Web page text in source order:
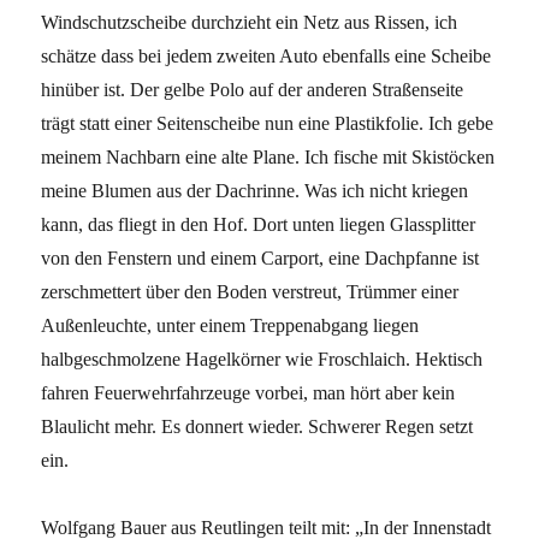
Windschutzscheibe durchzieht ein Netz aus Rissen, ich
schätze dass bei jedem zweiten Auto ebenfalls eine Scheibe
hinüber ist. Der gelbe Polo auf der anderen Straßenseite
trägt statt einer Seitenscheibe nun eine Plastikfolie. Ich gebe
meinem Nachbarn eine alte Plane. Ich fische mit Skistöcken
meine Blumen aus der Dachrinne. Was ich nicht kriegen
kann, das fliegt in den Hof. Dort unten liegen Glassplitter
von den Fenstern und einem Carport, eine Dachpfanne ist
zerschmettert über den Boden verstreut, Trümmer einer
Außenleuchte, unter einem Treppenabgang liegen
halbgeschmolzene Hagelkörner wie Froschlaich. Hektisch
fahren Feuerwehrfahrzeuge vorbei, man hört aber kein
Blaulicht mehr. Es donnert wieder. Schwerer Regen setzt
ein.
Wolfgang Bauer aus Reutlingen teilt mit: „In der Innenstadt